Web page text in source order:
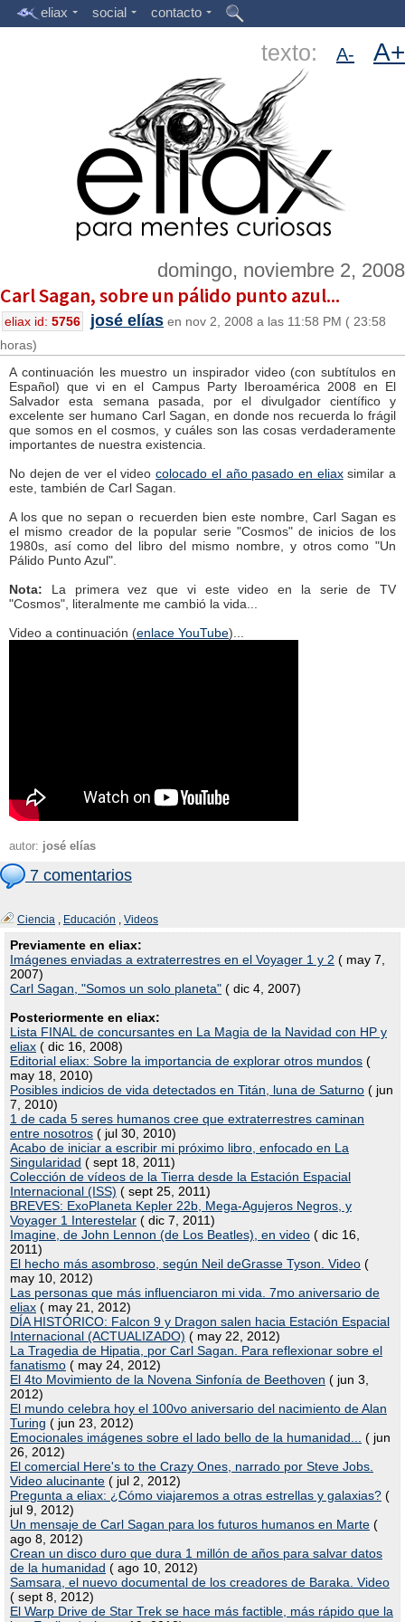
eliax social contacto
texto: A- A+
domingo, noviembre 2, 2008
Carl Sagan, sobre un pálido punto azul...
eliax id: 5756 josé elías en nov 2, 2008 a las 11:58 PM ( 23:58
horas)
A continuación les muestro un inspirador video (con subtítulos en
Español) que vi en el Campus Party Iberoamérica 2008 en El
Salvador esta semana pasada, por el divulgador científico y
excelente ser humano Carl Sagan, en donde nos recuerda lo frágil
que somos en el cosmos, y cuáles son las cosas verdaderamente
importantes de nuestra existencia.
No dejen de ver el videocolocado el año pasado en eliaxsimilar a
este, también de Carl Sagan.
A los que no sepan o recuerden bien este nombre, Carl Sagan es
el mismo creador de la popular serie "Cosmos" de inicios de los
1980s, así como del libro del mismo nombre, y otros como "Un
Pálido Punto Azul".
Nota: La primera vez que vi este video en la serie de TV
"Cosmos", literalmente me cambió la vida...
Video a continuación (enlace YouTube)...
autor: josé elías
7 comentarios
Ciencia , Educación , Videos
Previamente en eliax:
Imágenes enviadas a extraterrestres en el Voyager 1 y 2 ( may 7,
2007)
Carl Sagan, "Somos un solo planeta" ( dic 4, 2007)
Posteriormente en eliax:
Lista FINAL de concursantes en La Magia de la Navidad con HP y
eliax ( dic 16, 2008)
Editorial eliax: Sobre la importancia de explorar otros mundos (
may 18, 2010)
Posibles indicios de vida detectados en Titán, luna de Saturno ( jun
7, 2010)
1 de cada 5 seres humanos cree que extraterrestres caminan
entre nosotros ( jul 30, 2010)
Acabo de iniciar a escribir mi próximo libro, enfocado en La
Singularidad ( sept 18, 2011)
Colección de vídeos de la Tierra desde la Estación Espacial
Internacional (ISS) ( sept 25, 2011)
BREVES: ExoPlaneta Kepler 22b, Mega-Agujeros Negros, y
Voyager 1 Interestelar ( dic 7, 2011)
Imagine, de John Lennon (de Los Beatles), en video ( dic 16,
2011)
El hecho más asombroso, según Neil deGrasse Tyson. Video (
may 10, 2012)
Las personas que más influenciaron mi vida. 7mo aniversario de
eliax ( may 21, 2012)
DÍA HISTÓRICO: Falcon 9 y Dragon salen hacia Estación Espacial
Internacional (ACTUALIZADO) ( may 22, 2012)
La Tragedia de Hipatia, por Carl Sagan. Para reflexionar sobre el
fanatismo ( may 24, 2012)
El 4to Movimiento de la Novena Sinfonía de Beethoven ( jun 3,
2012)
El mundo celebra hoy el 100vo aniversario del nacimiento de Alan
Turing ( jun 23, 2012)
Emocionales imágenes sobre el lado bello de la humanidad...
( jun
26, 2012)
El comercial Here's to the Crazy Ones, narrado por Steve Jobs.
Video alucinante ( jul 2, 2012)
Pregunta a eliax: ¿Cómo viajaremos a otras estrellas y galaxias? (
jul 9, 2012)
Un mensaje de Carl Sagan para los futuros humanos en Marte (
ago 8, 2012)
Crean un disco duro que dura 1 millón de años para salvar datos
de la humanidad ( ago 10, 2012)
Samsara, el nuevo documental de los creadores de Baraka. Video
( sept 8, 2012)
El Warp Drive de Star Trek se hace más factible, más rápido que la